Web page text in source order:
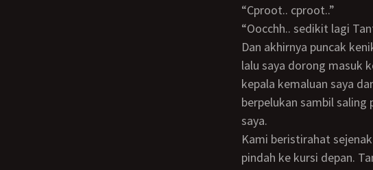
“Cproot.. cproot..”
“Oocchh.. sedikit lagi
Dan akhirnya puncak kenikmatan datang dan menyembur masuk ke mulut Tante D
lalu saya dorong masuk
kepala kemaluan saya
berpelukan sambil
saya.
Kami beristirahat sejenak dan sambil membenahi pakaian masing-masing dan kami
pindah ke kursi depan.